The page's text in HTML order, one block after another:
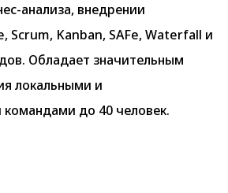
анализа, внедрении
Scrum, Kanban, SAFe, Waterfall и
Обладает значительным
локальными и
до 40 человек.